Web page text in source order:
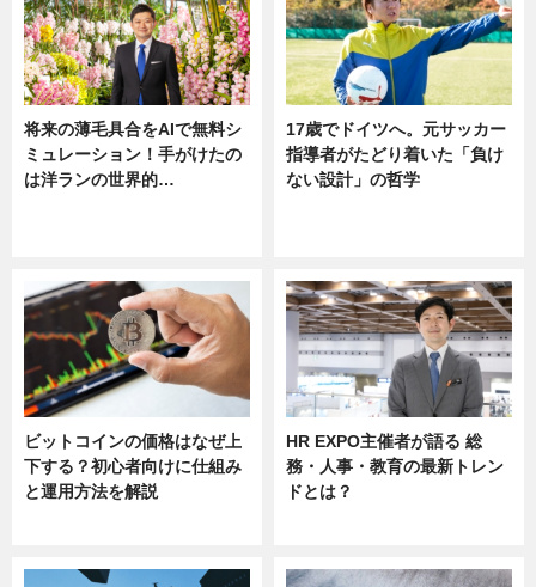
将来の薄毛具合をAIで無料シ
ミュレーション！手がけたの
は洋ランの世界的…
17歳でドイツへ。元サッカー
指導者がたどり着いた「負け
ない設計」の哲学
ビットコインの価格はなぜ上
下する？初心者向けに仕組み
と運用方法を解説
HR EXPO主催者が語る 総
務・人事・教育の最新トレン
ドとは？